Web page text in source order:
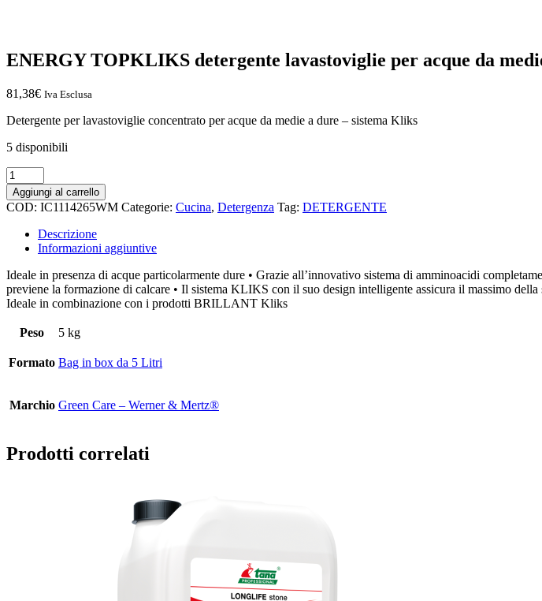
ENERGY TOPKLIKS detergente lavastoviglie per acque da
81,38€ Iva Esclusa
Detergente per lavastoviglie concentrato per acque da medie a dure – sistema Kliks
5 disponibili
Aggiungi al carrello
COD: IC1114265WM Categorie: Cucina, Detergenza Tag: DETERGENTE
Descrizione
Informazioni aggiuntive
Ideale in presenza di acque particolarmente dure • Grazie all’innovativo sistema di amminoacidi
previene la formazione di calcare • Il sistema KLIKS con il suo design intelligente assicura il massimo
Ideale in combinazione con i prodotti BRILLANT Kliks
Peso 5 kg
Formato Bag in box da 5 Litri
Marchio Green Care – Werner & Mertz®
Prodotti correlati